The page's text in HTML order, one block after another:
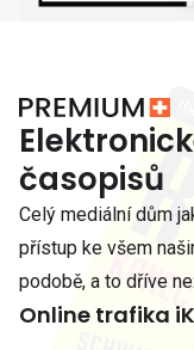
časopisů
Celý mediální dům
přístup ke všem
podobě, a to dříve
Online trafika